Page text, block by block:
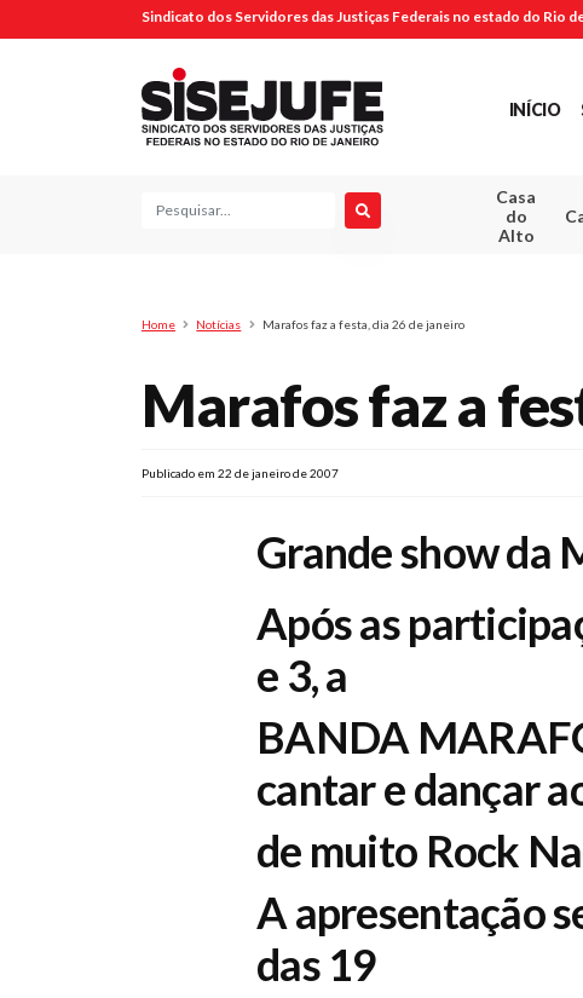
Sindicato dos Servidores das Justiças Federais no estado do Rio
INÍCIO
Pesquisa
Casa
do
Alto
Home Notícias Marafos faz a festa, dia 26 de janeiro
Marafos faz a
Publicado em 22 de janeiro de 2007
Grande show da
Após as
e 3, a
BANDA
cantar e dançar
de muito Rock
A apresentação
das 19